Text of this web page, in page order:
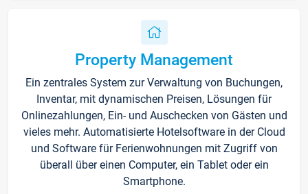
Property Management
Ein zentrales System zur Verwaltung von Buchungen,
Inventar, mit dynamischen Preisen, Lösungen für
Onlinezahlungen, Ein- und Auschecken von Gästen und
vieles mehr. Automatisierte Hotelsoftware in der Cloud
und Software für Ferienwohnungen mit Zugriff von
überall über einen Computer, ein Tablet oder ein
Smartphone.